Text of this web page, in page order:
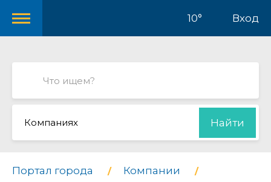
10° Вход
Компаниях Найти
Портал города
Компании